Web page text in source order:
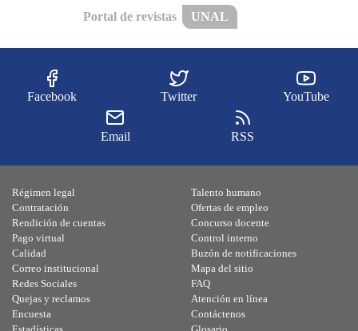
Portal de revistas UNAL
Facebook Twitter YouTube
Email RSS
Régimen legal
Contratación
Rendición de cuentas
Pago virtual
Calidad
Talento humano
Ofertas de empleo
Concurso docente
Control interno
Buzón de notificaciones
Correo institucional
Redes Sociales
Quejas y reclamos
Encuesta
Mapa del sitio
FAQ
Atención en línea
Contáctenos